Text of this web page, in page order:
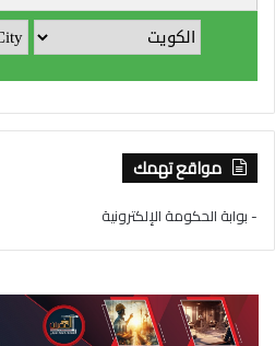
مواقع تهمك
- بوابة الحكومة الإلكترونية